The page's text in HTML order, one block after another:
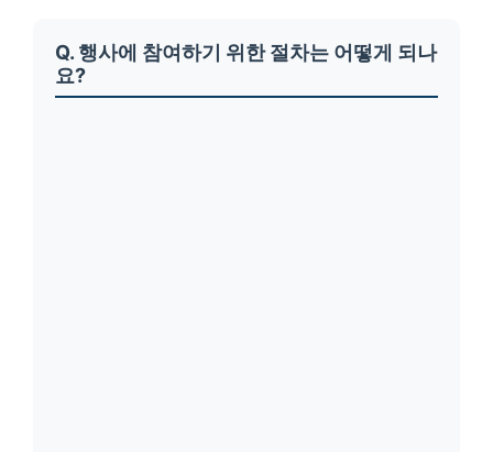
Q. 행사에 참여하기 위한 절차는 어떻게 되나
요?